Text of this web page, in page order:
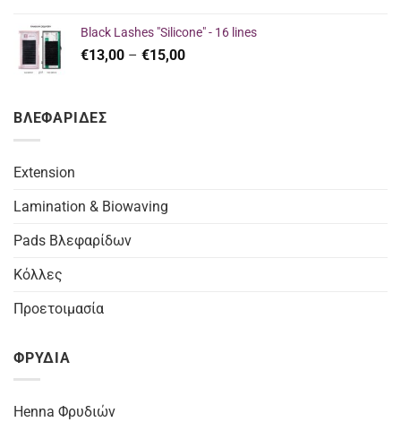
€27,50.είναι:
€26,00.
Black Lashes "Silicone" - 16 lines
€13,00 – €15,00Price
ΒΛΕΦΑΡΙΔΕΣ
Extension
Lamination & Biowaving
Pads Βλεφαρίδων
Κόλλες
Προετοιμασία
ΦΡΥΔΙΑ
Henna Φρυδιών